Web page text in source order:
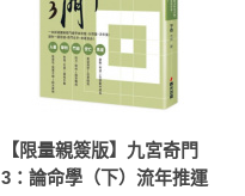
【限量親簽版】九宮奇門
3：論命學（下）流年推運